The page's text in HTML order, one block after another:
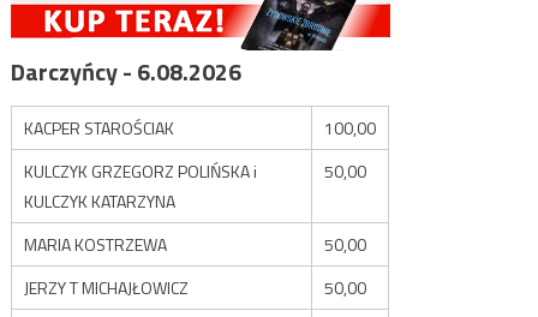
Darczyńcy - 6.08.2026
KACPER STAROŚCIAK
100,00
KULCZYK GRZEGORZ POLIŃSKA i
KULCZYK KATARZYNA
50,00
MARIA KOSTRZEWA
50,00
JERZY T MICHAJŁOWICZ
50,00